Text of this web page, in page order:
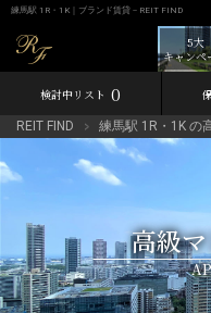
練馬駅 1R・1K｜ブランド賃貸－REIT FIND
5大
キャンペ
検討中リスト 0
REIT FIND 練馬駅 1R・1K の
高級